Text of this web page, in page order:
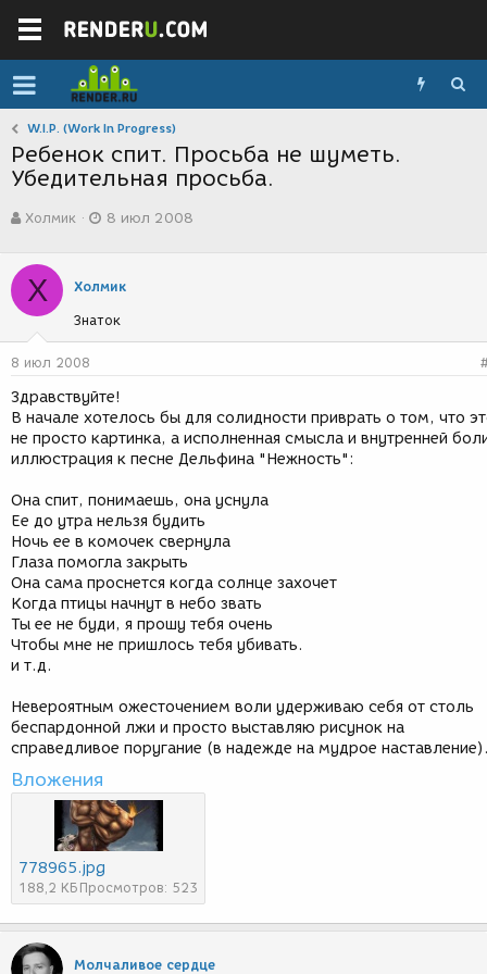
W.I.P. (Work In Progress)
Ребенок спит. Просьба не шуметь.
Убедительная просьба.
в
о
р
т
е
м
ы
Холмик
а
с
з
д
и
я
8 июл 2008
Х Холмик
Знаток
8 июл 2008
Здравствуйте!
В начале хотелось бы для солидности приврать о том, что
не просто картинка, а исполненная смысла и внутренней
иллюстрация к песне Дельфина "Нежность":
Она спит, понимаешь, она уснула
Ее до утра нельзя будить
Ночь ее в комочек свернула
Глаза помогла закрыть
Она сама проснется когда солнце захочет
Когда птицы начнут в небо звать
Ты ее не буди, я прошу тебя очень
Чтобы мне не пришлось тебя убивать.
и т.д.
Невероятным ожесточением воли удерживаю себя от столь
беспардонной лжи и просто выставляю рисунок на
справедливое поругание (в надежде на мудрое
Вложения
778965.jpg
188,2 КБ Просмотров: 523
Молчаливое сердце